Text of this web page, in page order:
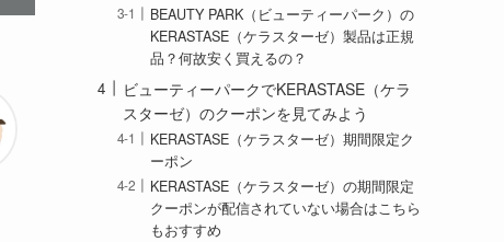
BEAUTY PARK（ビューティーパーク）の
KERASTASE（ケラスターゼ）製品は正規
品？何故安く買えるの？
ビューティーパークでKERASTASE（ケラ
スターゼ）のクーポンを見てみよう
KERASTASE（ケラスターゼ）期間限定ク
ーポン
KERASTASE（ケラスターゼ）の期間限定
クーポンが配信されていない場合はこちら
もおすすめ